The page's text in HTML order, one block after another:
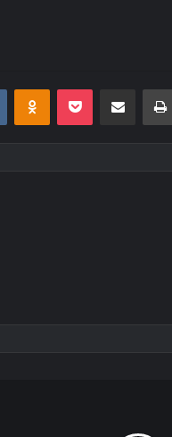
VKontakteOdnoklassniki
Pocket E-Posta ile paylaş